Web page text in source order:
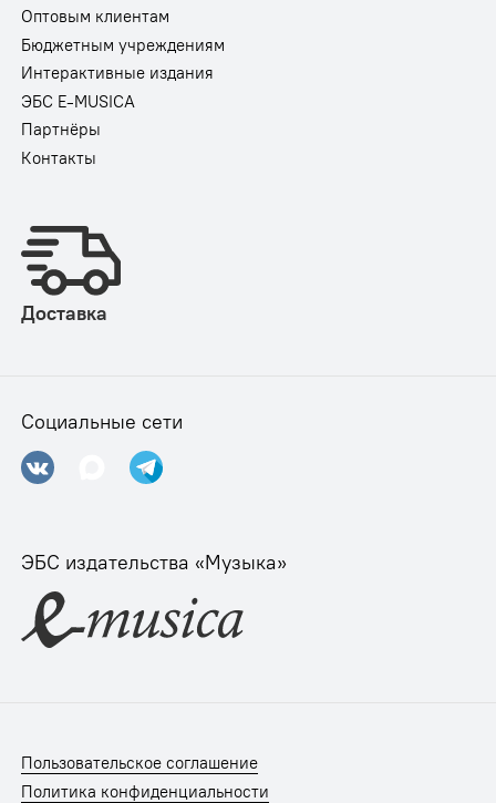
Оптовым клиентам
Бюджетным учреждениям
Интерактивные издания
ЭБС E-MUSICA
Партнёры
Контакты
Доставка
Социальные сети
ЭБС издательства «Музыка»
Пользовательское соглашение
Политика конфиденциальности